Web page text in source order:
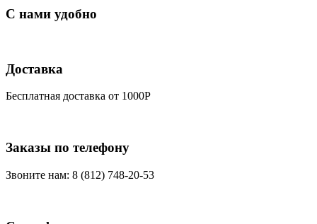
С нами удобно
Доставка
Бесплатная доставка от 1000Р
Заказы по телефону
Звоните нам: 8 (812) 748-20-53